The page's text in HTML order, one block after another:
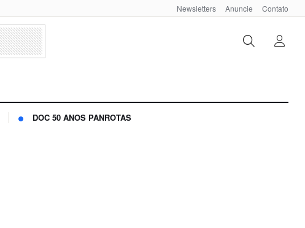
Newsletters Anuncie Contato
DOC 50 ANOS PANROTAS